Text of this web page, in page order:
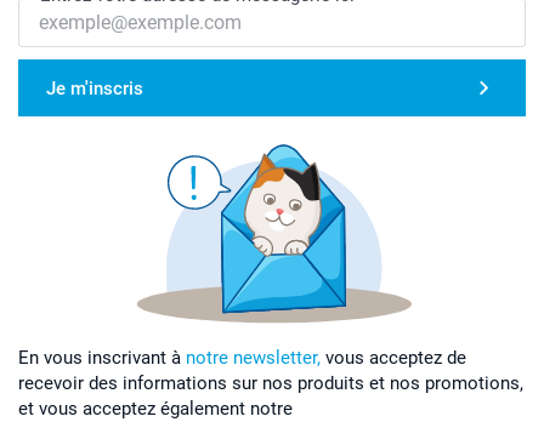
Je m'inscris
En vous inscrivant à notre newsletter, vous acceptez de
recevoir des informations sur nos produits et nos promotions,
et vous acceptez également notre